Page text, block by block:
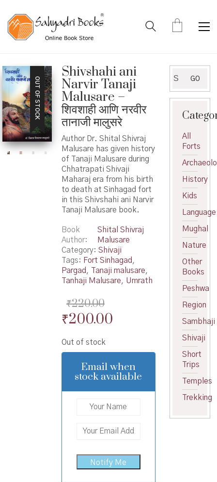
OUT OF STOCK
Shivshahi ani
Narvir Tanaji
Malusare –
शिवशाही आणि नरवीर
तानाजी मालुसरे
Author Dr. Shital Shivraj
Malusare has given history
of Tanaji Malusare during
Chhatrapati Shivaji
Maharaj era from his birth
to death at Sinhagad fort
in this Shivshahi ani Narvir
Tanaji Malusare book.
Book
Author
Shital Shivraj
Malusare
Category: Shivaji
Tags: Fort Sinhagad ,
Pargad , Tanaji malusare,
Tanhaji Malusare, Umrath
₹220.00
Original
was:
₹220.00.
₹200.00Current
is:
₹200.00.
Out of stock
Email when
stock available
for:
GO
All
Forts
History
Kids
Language
Mughal
Nature
Other
Books
Peshwa
Region
Sambhaji
Shivaji
Short
Trips
Temples
Trekking